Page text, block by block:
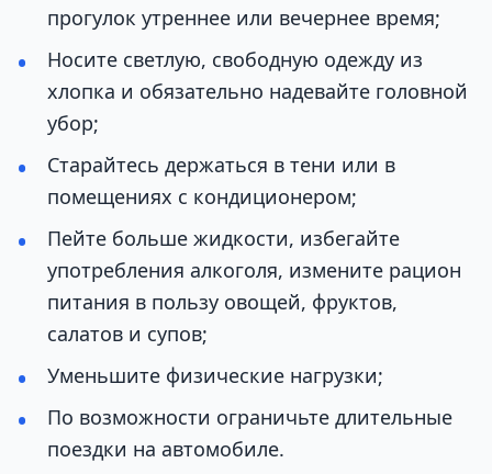
прогулок утреннее или вечернее время;
Носите светлую, свободную одежду из
хлопка и обязательно надевайте головной
убор;
Старайтесь держаться в тени или в
помещениях с кондиционером;
Пейте больше жидкости, избегайте
употребления алкоголя, измените рацион
питания в пользу овощей, фруктов,
салатов и супов;
Уменьшите физические нагрузки;
По возможности ограничьте длительные
поездки на автомобиле.